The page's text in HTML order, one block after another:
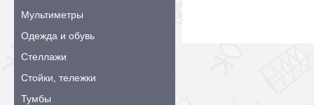
Мультиметры
Одежда и обувь
Стеллажи
Стойки, тележки
Тумбы